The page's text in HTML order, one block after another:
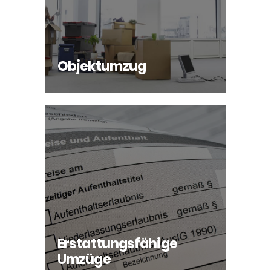
Objektumzug
INFO
Erstattungsfähige
Umzüge
Erstattungsfähige
Umzüge